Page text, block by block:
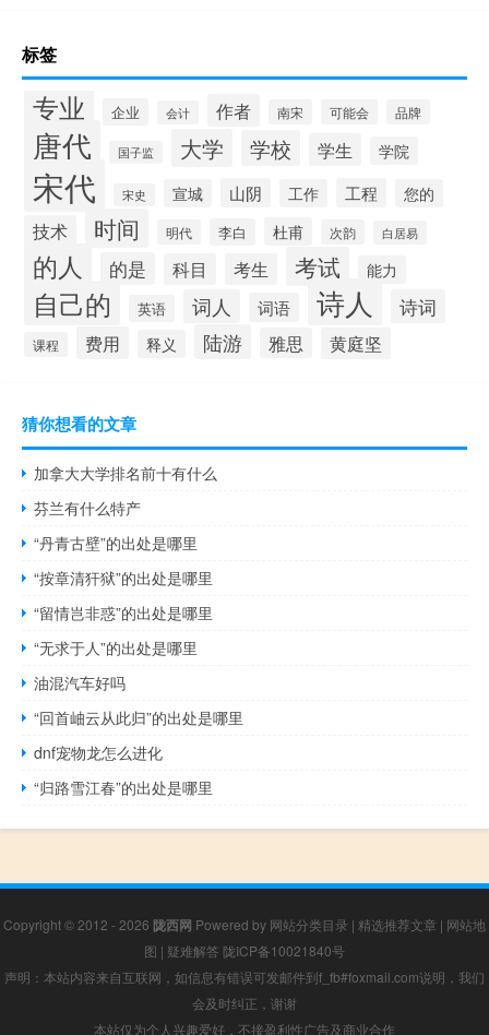
标签
专业 企业 会计 作者 南宋 可能会 品牌
唐代 国子监 大学 学校 学生 学院
宋代 宋史 宣城 山阴 工作 工程 您的
技术 时间 明代 李白 杜甫 次韵 白居易
的人 的是 科目 考生 考试 能力
自己的 英语 词人 词语 诗人 诗词
课程 费用 释义 陆游 雅思 黄庭坚
猜你想看的文章
加拿大大学排名前十有什么
芬兰有什么特产
“丹青古壁”的出处是哪里
“按章清犴狱”的出处是哪里
“留情岂非惑”的出处是哪里
“无求于人”的出处是哪里
油混汽车好吗
“回首岫云从此归”的出处是哪里
dnf宠物龙怎么进化
“归路雪江春”的出处是哪里
Copyright © 2012 - 2026 陇西网 Powered by 网站分类目录 | 精选推荐文章 | 网站地
图 | 疑难解答 陇ICP备10021840号
声明：本站内容来自互联网，如信息有错误可发邮件到f_fb#foxmail.com说明，我们
会及时纠正，谢谢
本站仅为个人兴趣爱好，不接盈利性广告及商业合作